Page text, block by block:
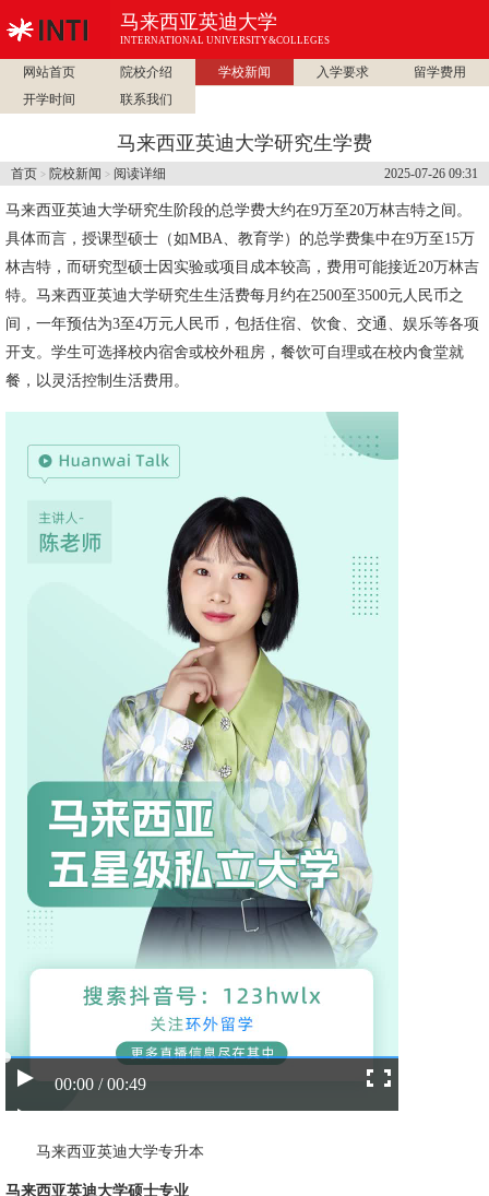
马来西亚英迪大学
INTERNATIONAL UNIVERSITY&COLLEGES
网站首页 院校介绍 学校新闻 入学要求
留学费用
开学时间
联系我们
马来西亚英迪大学研究生学费
2025-07-26 09:31
首页 > 院校新闻 > 阅读详细
马来西亚英迪大学研究生阶段的总学费大约在9万至20万林吉特之间。
具体而言，授课型硕士（如MBA、教育学）的总学费集中在9万至15万
林吉特，而研究型硕士因实验或项目成本较高，费用可能接近20万林吉
特。 马来西亚英迪大学研究生生活费每月约在2500至3500元人民币之
间，一年预估为3至4万元人民币，包括住宿、饮食、交通、娱乐等各项
开支。学生可选择校内宿舍或校外租房，餐饮可自理或在校内食堂就
餐，以灵活控制生活费用。
00:00 / 00:49
马来西亚英迪大学专升本
马来西亚英迪大学硕士专业